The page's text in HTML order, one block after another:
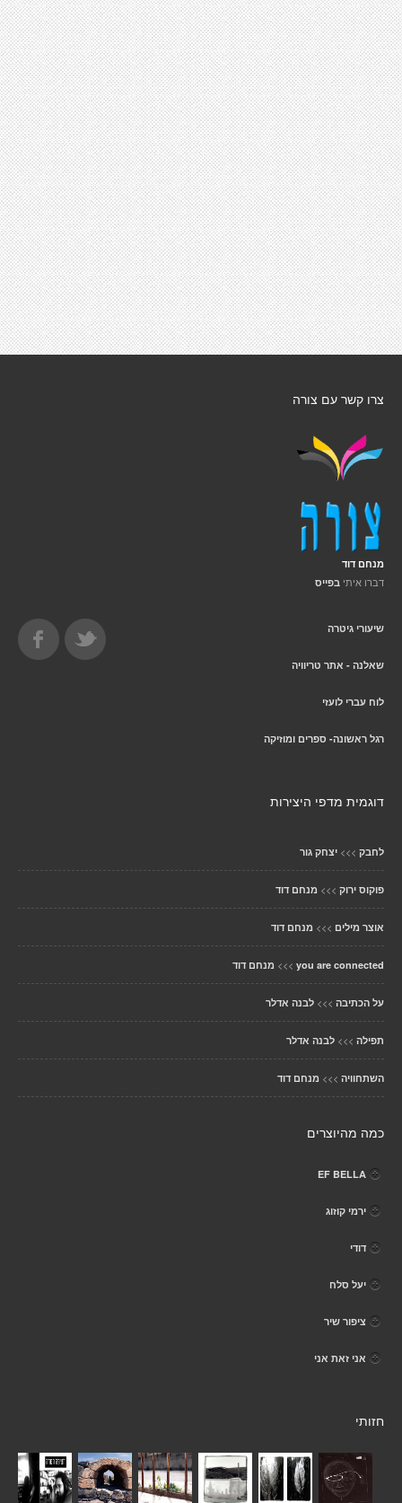
צרו קשר עם צורה
מנחם דוד
דברו איתי בפייס
שיעורי גיטרה
שאלנה - אתר טריוויה
לוח עברי לועזי
רגל ראשונה- ספרים ומוזיקה
דוגמית מדפי היצירות
לחבק >>> יצחק גור
פוקוס ירוק >>> מנחם דוד
אוצר מילים >>> מנחם דוד
you are connected
>>> מנחם דוד
על הכתיבה >>> לבנה אדלר
תפילה >>> לבנה אדלר
השתחוויה >>> מנחם דוד
כמה מהיוצרים
EF BELLA
ירמי קוזוג
דודי
יעל סלח
ציפור שיר
אני זאת אני
חזותי